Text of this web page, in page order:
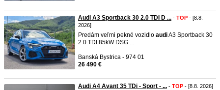
Audi A3 Sportback 30 2.0 TDI D ... - TOP - [8.8.
2026]
Predám veľmi pekné vozidlo audiA3 Sportback 30
2.0 TDI 85kW DSG ...
Banská Bystrica - 974 01
26 490 €
Audi A4 Avant 35 TDi - Sport - ... - TOP - [8.8. 2026]